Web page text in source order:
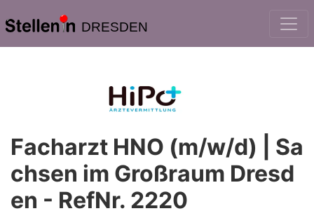
DRESDEN
Facharzt HNO (m/w/d) | Sa
chsen im Großraum Dresd
en - RefNr. 2220